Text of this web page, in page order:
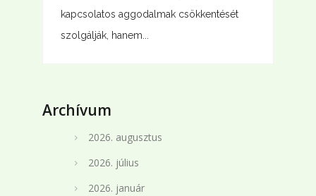
kapcsolatos aggodalmak csökkentését
szolgálják, hanem...
Archívum
2026. augusztus
2026. július
2026. január